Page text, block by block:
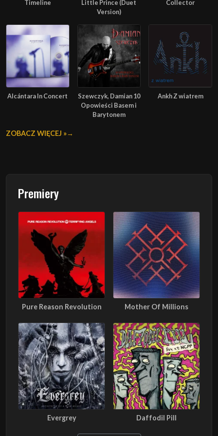
Timeline
Little Prince (Duet
Version)
Collector
Alcántara In Concert
Szewczyk, Damian 10
Opowieści Basem i
Barytonem
Ankh Z wiatrem
ZOBACZ WIĘCEJ »
Premiery
Pure Reason Revolution Mother Of Millions
Evergrey Daffodil Pill